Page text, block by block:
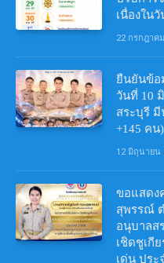
เนื่องใน
22 กรกฎาค
ยืนยันข้อ
วันที่ 10
สระบุรี
+145 คน)
12 มิถุนายน
ขอแสดง
สุพรรณ์ ต
อนุบาลส
เชิดชูเกี
เด่น ประ